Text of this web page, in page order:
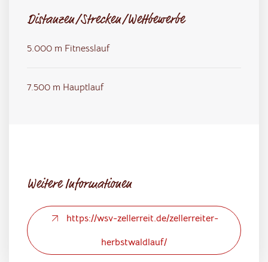
Distanzen/Strecken/Wettbewerbe
5.000 m Fitnesslauf
7.500 m Hauptlauf
Weitere Informationen
https://wsv-zellerreit.de/zellerreiter-
herbstwaldlauf/